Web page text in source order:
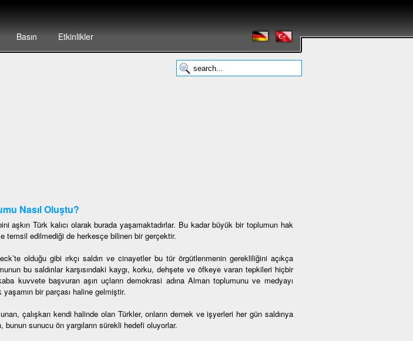
Basın Etkinlikler
Nasıl Oluştu?
aşkın Türk kalıcı olarak burada yaşamaktadırlar. Bu kadar büyük bir toplumun hak
temsil edilmediği de herkesçe bilinen bir gerçektir.
olduğu gibi ırkçı saldırı ve cinayetler bu tür örgütlenmenin gerekliliğini açıkça
bu saldırılar karşısındaki kaygı, korku, dehşete ve öfkeye varan tepkileri hiçbir
kuvvete başvuran aşırı uçların demokrasi adına Alman toplumunu ve medyayı
bir parçası haline gelmiştir.
çalışkan kendi halinde olan Türkler, onların dernek ve işyerleri her gün saldırıya
sunucu ön yargıların sürekli hedefi oluyorlar.